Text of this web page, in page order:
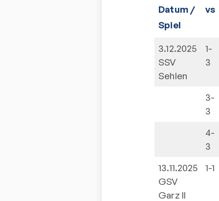
Datum /
Spiel
vs
3.12.2025
SSV
Sehlen
1-
3
3-
3
4-
3
13.11.2025
GSV
Garz II
1-1